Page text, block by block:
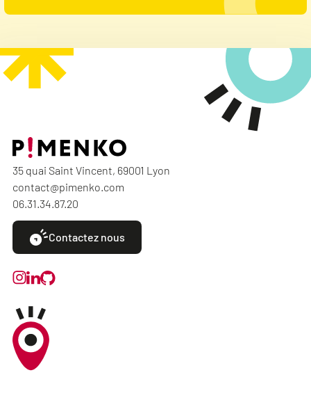
35 quai Saint Vincent, 69001 Lyon
contact@pimenko.com
06.31.34.87.20
Contactez nous